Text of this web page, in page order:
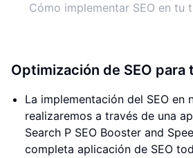
Cómo implementar SEO en tu
Optimización de SEO para
La implementación del SEO en
realizaremos a través de una
Search P SEO Booster and
completa aplicación de SEO